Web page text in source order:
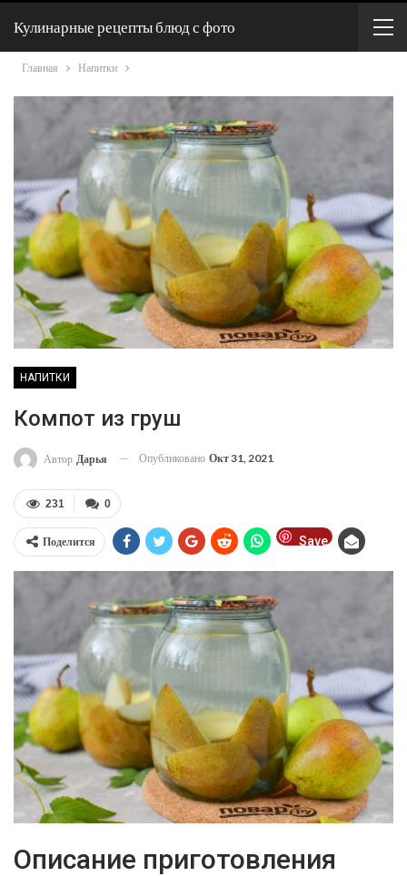
Кулинарные рецепты блюд с фото
Главная Напитки
НАПИТКИ
Компот из груш
Автор Дарья Опубликовано Окт 31, 2021
0
231
Поделится Save
Описание приготовления